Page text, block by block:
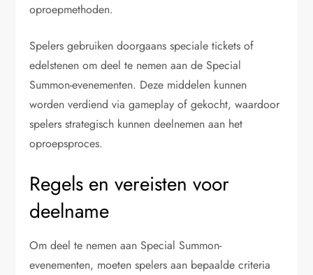
oproepmethoden.
Spelers gebruiken doorgaans speciale tickets of
edelstenen om deel te nemen aan de Special
Summon-evenementen. Deze middelen kunnen
worden verdiend via gameplay of gekocht, waardoor
spelers strategisch kunnen deelnemen aan het
oproepsproces.
Regels en vereisten voor
deelname
Om deel te nemen aan Special Summon-
evenementen, moeten spelers aan bepaalde criteria